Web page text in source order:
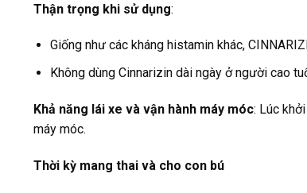
Thận trọng khi sử dụng:
Giống như các kháng histamin khác,
Không dùng Cinnarizin dài ngày ở người cao
Khả năng lái xe và vận hành máy móc: Lúc
máy móc.
Thời kỳ mang thai và cho con bú